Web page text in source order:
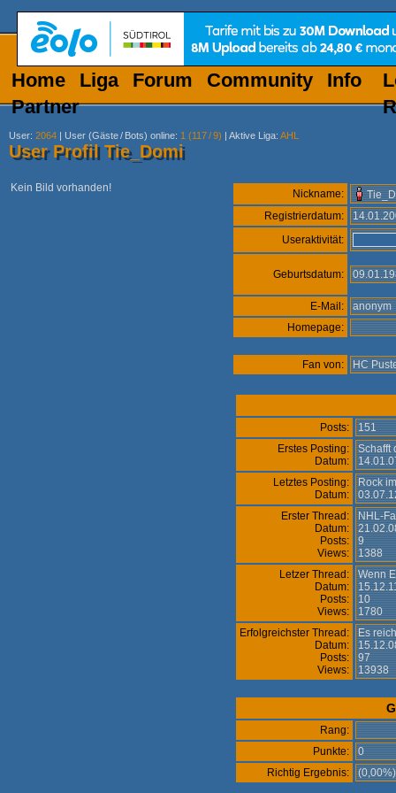
Home Liga Forum Community
Info
Partner
User: 2064 | User (Gäste/ Bots) online: 1 (117/9) | Aktive Liga: AHL
User Profil Tie_Domi
Kein Bild vorhanden! Nickname:
Registrierdatum:
Useraktivität:
Geburtsdatum:
E-Mail:
anonym
Homepage:
Fan von: HC
Posts:
151
Erstes Posting:
Datum:
Schafft
Letztes Posting:
Datum:
Rock
Erster Thread:
Datum:
Posts:
Views:
NHL-
9
1388
Letzer Thread:
Datum:
Posts:
Views:
Wenn
10
1780
Erfolgreichster Thread:
Datum:
Posts:
Views:
Es
97
13938
Rang:
Punkte:
0
Richtig Ergebnis: